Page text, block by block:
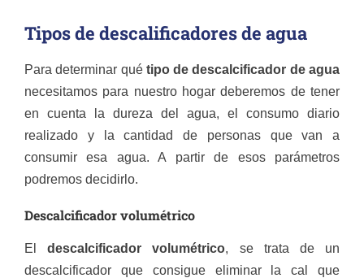
Tipos de descalificadores de agua
Para determinar qué tipo de descalcificador de agua
necesitamos para nuestro hogar deberemos de tener
en cuenta la dureza del agua, el consumo diario
realizado y la cantidad de personas que van a
consumir esa agua. A partir de esos parámetros
podremos decidirlo.
Descalcificador volumétrico
Eldescalcificador volumétrico, se trata de un
descalcificador que consigue eliminar la cal que